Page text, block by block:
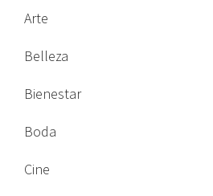
Arte
Belleza
Bienestar
Boda
Cine